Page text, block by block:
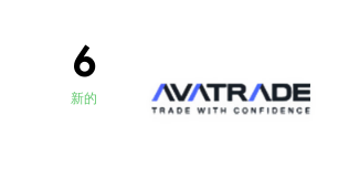
6
新的